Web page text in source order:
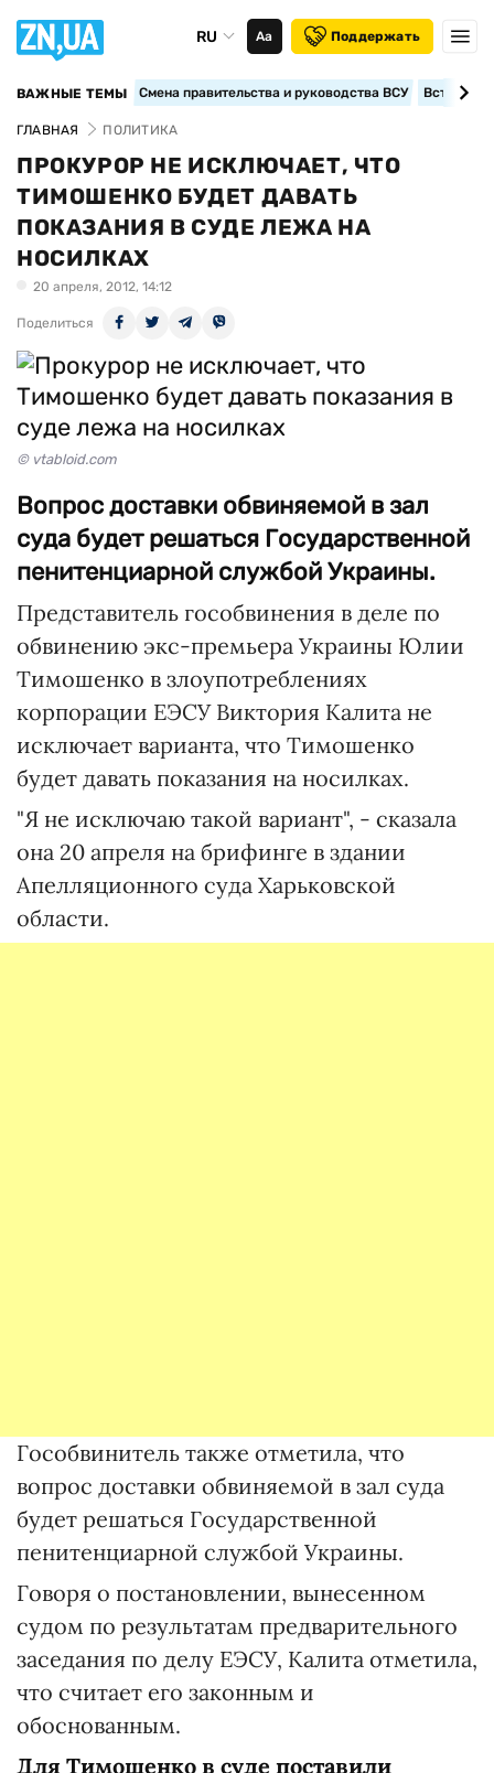
RU Аа Поддержать
ВАЖНЫЕ ТЕМЫ Смена правительства и руководства ВСУ
ГЛАВНАЯ ПОЛИТИКА
ПРОКУРОР НЕ ИСКЛЮЧАЕТ, ЧТО
ТИМОШЕНКО БУДЕТ ДАВАТЬ
ПОКАЗАНИЯ В СУДЕ ЛЕЖА НА
НОСИЛКАХ
20 апреля, 2012, 14:12
Поделиться
© vtabloid.com
Вопрос доставки обвиняемой в зал
суда будет решаться Государственной
пенитенциарной службой Украины.
Представитель гособвинения в деле по
обвинению экс-премьера Украины Юлии
Тимошенко в злоупотреблениях
корпорации ЕЭСУ Виктория Калита не
исключает варианта, что Тимошенко
будет давать показания на носилках.
"Я не исключаю такой вариант", - сказала
она 20 апреля на брифинге в здании
Апелляционного суда Харьковской
области.
Гособвинитель также отметила, что
вопрос доставки обвиняемой в зал суда
будет решаться Государственной
пенитенциарной службой Украины.
Говоря о постановлении, вынесенном
судом по результатам предварительного
заседания по делу ЕЭСУ, Калита отметила,
что считает его законным и
обоснованным.
Для Тимошенко в суде поставили